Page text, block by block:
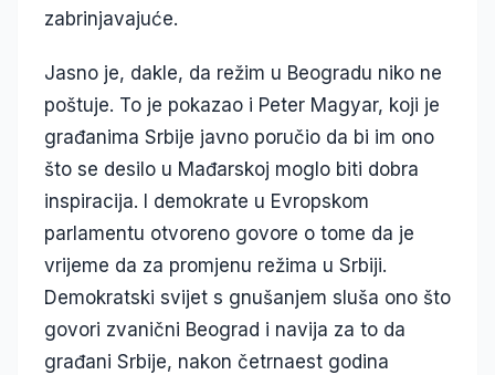
zabrinjavajuće.
Jasno je, dakle, da režim u Beogradu niko ne
poštuje. To je pokazao i Peter Magyar, koji je
građanima Srbije javno poručio da bi im ono
što se desilo u Mađarskoj moglo biti dobra
inspiracija. I demokrate u Evropskom
parlamentu otvoreno govore o tome da je
vrijeme da za promjenu režima u Srbiji.
Demokratski svijet s gnušanjem sluša ono što
govori zvanični Beograd i navija za to da
građani Srbije, nakon četrnaest godina